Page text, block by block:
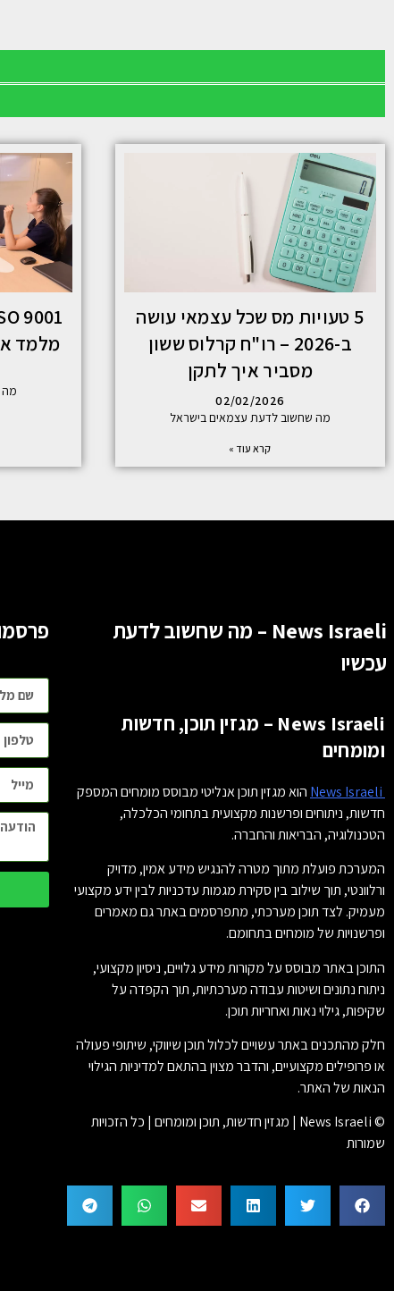
5 טעויות מס שכל עצמאי עושה
ב-2026 – רו"ח קרלוס ששון
מסביר איך לתקן
02/02/2026
מה שחשוב לדעת עצמאים בישראל
קרא עוד »
מלמד
מה
News Israeli – מה שחשוב לדעת
עכשיו
News Israeli – מגזין תוכן, חדשות
ומומחים
הוא מגזין תוכן אנליטי מבוסס מומחים המספק
חדשות, ניתוחים ופרשנות מקצועית בתחומי הכלכלה,
הטכנולוגיה, הבריאות והחברה.
המערכת פועלת מתוך מטרה להנגיש מידע אמין, מדויק
ורלוונטי, תוך שילוב בין סקירת מגמות עדכניות לבין ידע מקצועי
מעמיק. לצד תוכן מערכתי, מתפרסמים באתר גם מאמרים
ופרשנויות של מומחים בתחומם.
התוכן באתר מבוסס על מקורות מידע גלויים, ניסיון מקצועי,
ניתוח נתונים ושיטות עבודה מערכתיות, תוך הקפדה על
שקיפות, גילוי נאות ואחריות תוכן.
חלק מהתכנים באתר עשויים לכלול תוכן שיווקי, שיתופי פעולה
או פרופילים מקצועיים, והדבר מצוין בהתאם למדיניות הגילוי
הנאות של האתר.
© News Israeli | מגזין חדשות, תוכן ומומחים | כל הזכויות
שמורות